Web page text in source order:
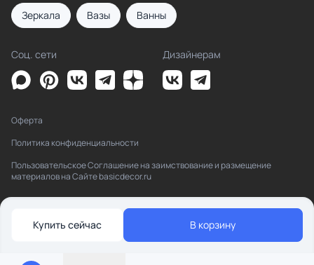
Купить сейчас В корзину
Зеркала Вазы Ванны
Соц. сети Дизайнерам
Оферта
Политика конфиденциальности
Пользовательское Соглашение на заимствование и размещение
материалов на Сайте basicdecor.ru